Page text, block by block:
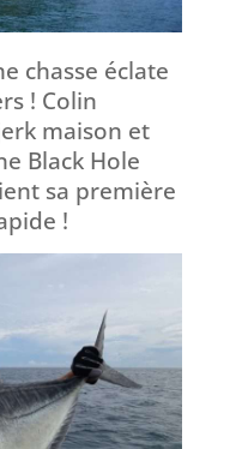
chasse éclate
! Colin
maison et
Black Hole
sa première
!